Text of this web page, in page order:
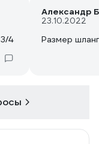
4
Александр
23.10.2022
Размер